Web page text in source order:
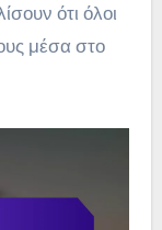
ότι όλοι
μέσα στο